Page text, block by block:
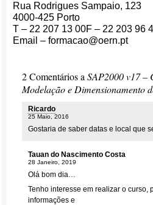
Rua Rodrigues Sampaio, 123
4000-425 Porto
T – 22 207 13 00F – 22 203 96
Email – formacao@oern.pt
2 Comentários aSAP2000 v17 –
Modelação e Dimensionamento
Ricardo
25 Maio, 2016
Gostaria de saber datas e local que
Tauan do Nascimento Costa
28 Janeiro, 2019
Olá bom dia…
Tenho interesse em realizar o curso,
informações e